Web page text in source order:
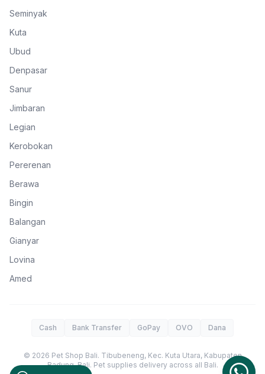
Seminyak
Kuta
Ubud
Denpasar
Sanur
Jimbaran
Legian
Kerobokan
Pererenan
Berawa
Bingin
Balangan
Gianyar
Lovina
Amed
Cash Bank Transfer GoPay OVO Dana
© 2026 Pet Shop Bali. Tibubeneng, Kec. Kuta Utara, Kabupaten
Badung,Bali. Pet supplies delivery across all Bali.